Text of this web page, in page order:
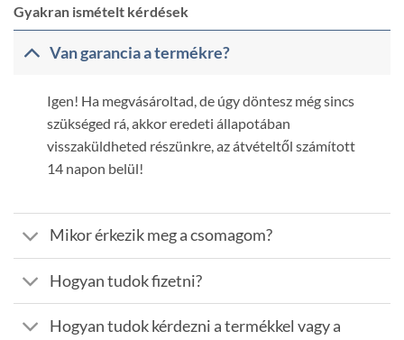
Gyakran ismételt kérdések
Van garancia a termékre?
Igen! Ha megvásároltad, de úgy döntesz még sincs
szükséged rá, akkor eredeti állapotában
visszaküldheted részünkre, az átvételtől számított
14 napon belül!
Mikor érkezik meg a csomagom?
Hogyan tudok fizetni?
Hogyan tudok kérdezni a termékkel vagy a